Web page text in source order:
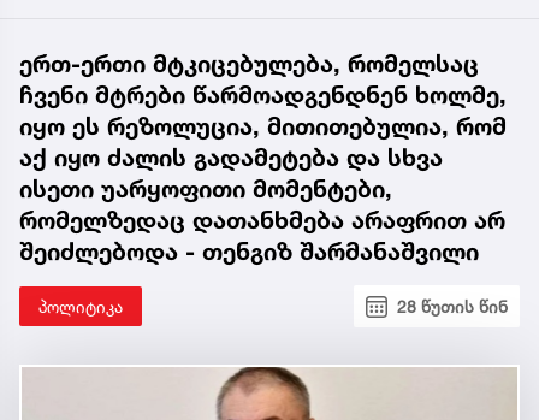
ერთ-ერთი მტკიცებულება, რომელსაც
ჩვენი მტრები წარმოადგენდნენ ხოლმე,
იყო ეს რეზოლუცია, მითითებულია, რომ
აქ იყო ძალის გადამეტება და სხვა
ისეთი უარყოფითი მომენტები,
რომელზედაც დათანხმება არაფრით არ
შეიძლებოდა - თენგიზ შარმანაშვილი
პოლიტიკა 28 წუთის წინ